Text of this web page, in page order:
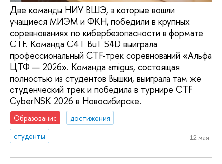
Две команды НИУ ВШЭ, в которые вошли
учащиеся МИЭМ и ФКН, победили в крупных
соревнованиях по кибербезопасности в формате
CTF. Команда C4T BuT S4D выиграла
профессиональный CTF-трек соревнований «Альфа
ЦТФ — 2026». Команда amigus, состоящая
полностью из студентов Вышки, выиграла там же
студенческий трек и победила в турнире CTF
CyberNSK 2026 в Новосибирске.
Образование
достижения
студенты
12 мая